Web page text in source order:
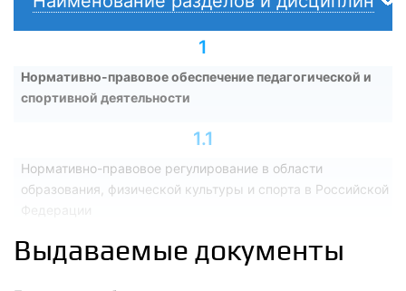
1
Нормативно-правовое обеспечение педагогической и
спортивной деятельности
1.1
Нормативно-правовое регулирование в области
образования, физической культуры и спорта в Российской
Федерации
2
Выдаваемые документы